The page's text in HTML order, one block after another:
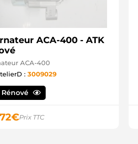
ACA-400 - ATK
ACA-400
: 3009029
Rénové
€Prix TTC